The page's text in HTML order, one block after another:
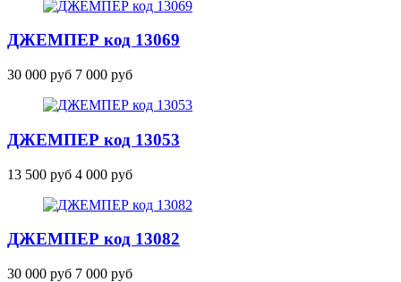
ДЖЕМПЕР код 13069
30 000 руб 7 000 руб
ДЖЕМПЕР код 13053
13 500 руб 4 000 руб
ДЖЕМПЕР код 13082
30 000 руб 7 000 руб